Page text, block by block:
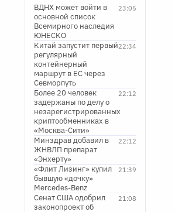
23:05
ВДНХ может войти в
основной список
Всемирного наследия
ЮНЕСКО
22:34
Китай запустит первый
регулярный
контейнерный
маршрут в ЕС через
Севморпуть
22:12
Более 20 человек
задержаны по делу о
незарегистрированных
криптообменниках в
«Москва-Сити»
22:12
Минздрав добавил в
ЖНВЛП препарат
«Энхерту»
21:39
«Флит Лизинг» купил
бывшую «дочку»
Mercedes-Benz
21:08
Сенат США одобрил
законопроект об